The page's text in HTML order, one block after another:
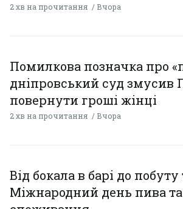
2 хв на прочитання Вчора
Помилкова позначка про
дніпровський суд змусив
повернути гроші жінці
2 хв на прочитання Вчора
Від бокала в барі до побуту
Міжнародний день пива